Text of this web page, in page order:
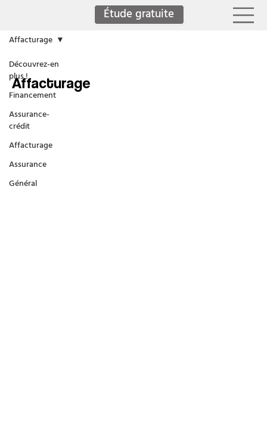
Étude gratuite
Découvrez-en
plus !
Financement
Assurance-
crédit
Affacturage
Assurance
Général
Affacturage
Affacturage